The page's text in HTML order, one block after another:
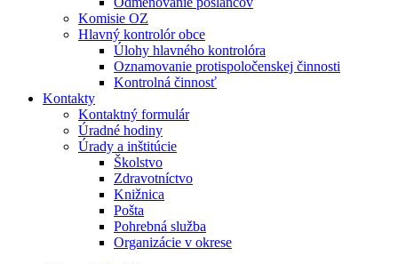
Komisie OZ
Hlavný kontrolór obce
Úlohy hlavného kontrolóra
Oznamovanie protispoločenskej činnosti
Kontrolná činnosť
Kontakty
Kontaktný formulár
Úradné hodiny
Úrady a inštitúcie
Školstvo
Zdravotníctvo
Knižnica
Pošta
Pohrebná služba
Organizácie v okrese